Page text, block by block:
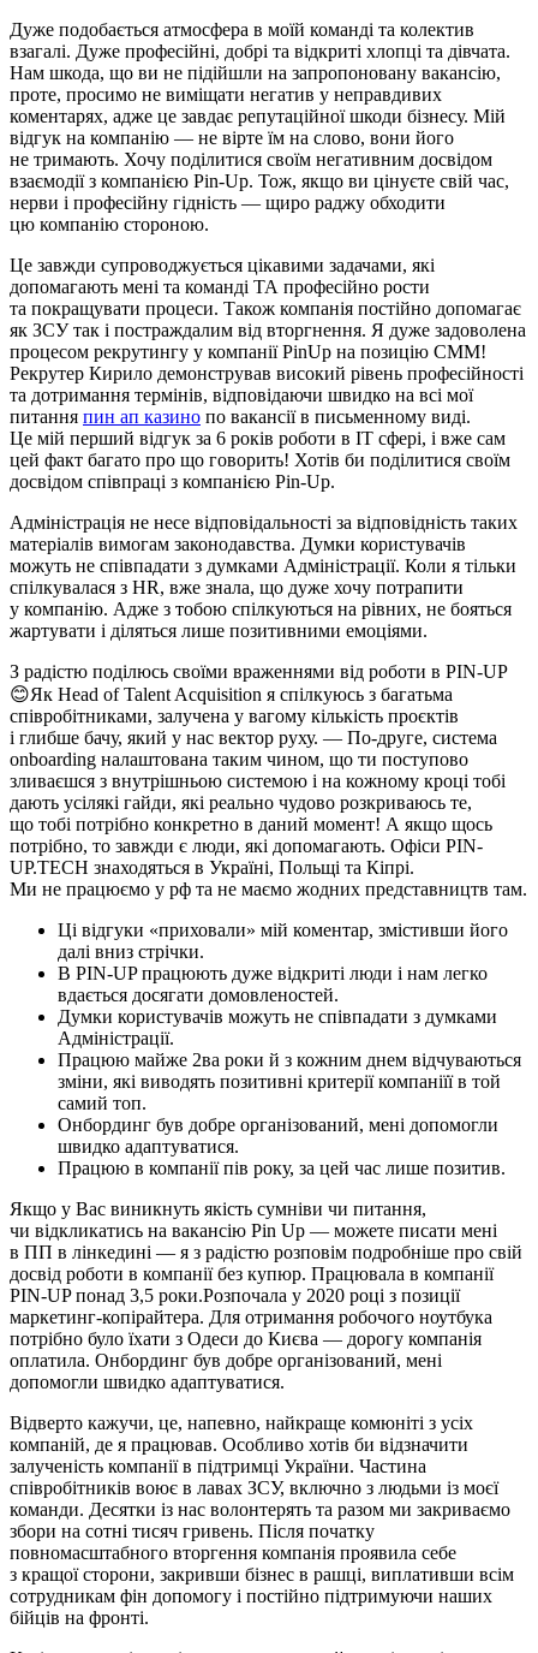
Дуже подобається атмосфера в моїй команді та колектив
взагалі. Дуже професійні, добрі та відкриті хлопці та дівчата.
Нам шкода, що ви не підійшли на запропоновану вакансію,
проте, просимо не виміщати негатив у неправдивих
коментарях, адже це завдає репутаційної шкоди бізнесу. Мій
відгук на компанію — не вірте їм на слово, вони його
не тримають. Хочу поділитися своїм негативним досвідом
взаємодії з компанією Pin-Up. Тож, якщо ви цінуєте свій час,
нерви і професійну гідність — щиро раджу обходити
цю компанію стороною.
Це завжди супроводжується цікавими задачами, які
допомагають мені та команді ТА професійно рости
та покращувати процеси. Також компанія постійно допомагає
як ЗСУ так і постраждалим від вторгнення. Я дуже задоволена
процесом рекрутингу у компанії PinUp на позицію СММ!
Рекрутер Кирило демонстрував високий рівень професійності
та дотримання термінів, відповідаючи швидко на всі мої
питання пин ап казино по вакансії в письменному виді.
Це мій перший відгук за 6 років роботи в IT сфері, і вже сам
цей факт багато про що говорить! Хотів би поділитися своїм
досвідом співпраці з компанією Pin-Up.
Адміністрація не несе відповідальності за відповідність таких
матеріалів вимогам законодавства. Думки користувачів
можуть не співпадати з думками Адміністрації. Коли я тільки
спілкувалася з HR, вже знала, що дуже хочу потрапити
у компанію. Адже з тобою спілкуються на рівних, не бояться
жартувати і діляться лише позитивними емоціями.
З радістю поділюсь своїми враженнями від роботи в PIN-UP
😊Як Head of Talent Acquisition я спілкуюсь з багатьма
співробітниками, залучена у вагому кількість проєктів
і глибше бачу, який у нас вектор руху. — По-друге, система
onboarding налаштована таким чином, що ти поступово
зливаєшся з внутрішньою системою і на кожному кроці тобі
дають усілякі гайди, які реально чудово розкриваюсь те,
що тобі потрібно конкретно в даний момент! А якщо щось
потрібно, то завжди є люди, які допомагають. Офіси PIN-
UP.TECH знаходяться в Україні, Польщі та Кіпрі.
Ми не працюємо у рф та не маємо жодних представництв там.
Ці відгуки «приховали» мій коментар, змістивши його
далі вниз стрічки.
В PIN-UP працюють дуже відкриті люди і нам легко
вдається досягати домовленостей.
Думки користувачів можуть не співпадати з думками
Адміністрації.
Працюю майже 2ва роки й з кожним днем відчуваються
зміни, які виводять позитивні критерії компаніїї в той
самий топ.
Онбординг був добре організований, мені допомогли
швидко адаптуватися.
Працюю в компанії пів року, за цей час лише позитив.
Якщо у Вас виникнуть якість сумніви чи питання,
чи відкликатись на вакансію Pin Up — можете писати мені
в ПП в лінкедині — я з радістю розповім подробніше про свій
досвід роботи в компанії без купюр. Працювала в компанії
PIN-UP понад 3,5 роки.Розпочала у 2020 році з позиції
маркетинг-копірайтера. Для отримання робочого ноутбука
потрібно було їхати з Одеси до Києва — дорогу компанія
оплатила. Онбординг був добре організований, мені
допомогли швидко адаптуватися.
Відверто кажучи, це, напевно, найкраще комюніті з усіх
компаній, де я працював. Особливо хотів би відзначити
залученість компанії в підтримці України. Частина
співробітників воює в лавах ЗСУ, включно з людьми із моєї
команди. Десятки із нас волонтерять та разом ми закриваємо
збори на сотні тисяч гривень. Після початку
повномасштабного вторгення компанія проявила себе
з кращої сторони, закривши бізнес в рашці, виплативши всім
сотрудникам фін допомогу і постійно підтримуючи наших
бійців на фронті.